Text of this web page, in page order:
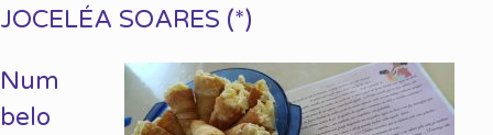
JOCELÉA SOARES (*)
Num
belo